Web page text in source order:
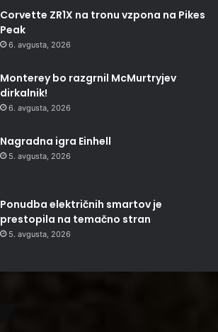
Corvette ZR1X na tronu vzpona na Pikes
Peak
6. avgusta, 2026
Monterey bo razgrnil McMurtryjev
dirkalnik!
6. avgusta, 2026
Nagradna igra Einhell
5. avgusta, 2026
Ponudba električnih smartov je
prestopila na temačno stran
5. avgusta, 2026